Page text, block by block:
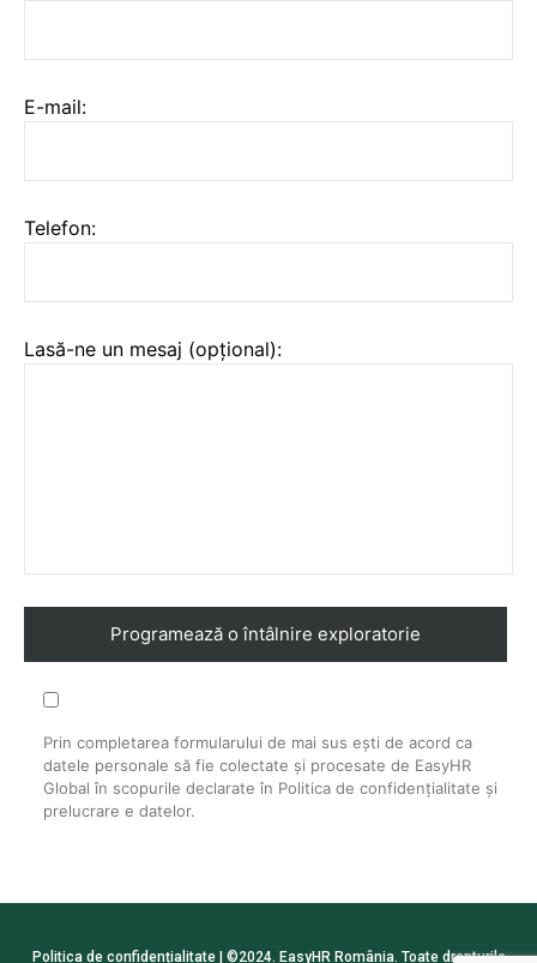
E-mail:
Telefon:
Lasă-ne un mesaj (opțional):
Prin completarea formularului de mai sus ești de acord ca
datele personale să fie colectate și procesate de EasyHR
Global în scopurile declarate în Politica de confidențialitate și
prelucrare e datelor.​
Politica de confidențialitate| ©2024. EasyHR România. Toate drepturile